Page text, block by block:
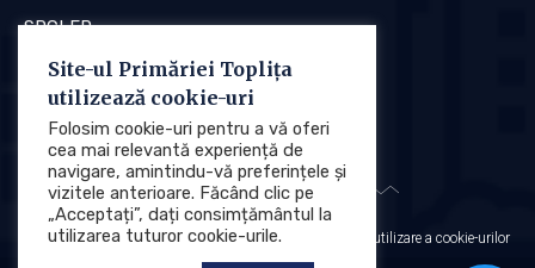
SPCLEP
Stare civilă
Poliția locală
Protecția datelor cu caracter personal (GDPR) Politica de utilizare a cookie-urilor
Site-ul Primăriei Toplița
utilizează cookie-uri
Folosim cookie-uri pentru a vă oferi
cea mai relevantă experiență de
navigare, amintindu-vă preferințele și
vizitele anterioare. Făcând clic pe
„Acceptați”, dați consimțământul la
utilizarea tuturor cookie-urile.